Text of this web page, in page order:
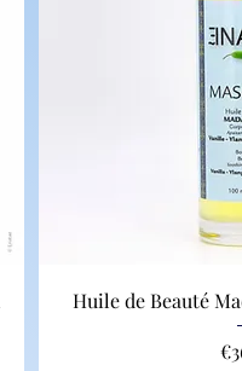
Huile de Beauté